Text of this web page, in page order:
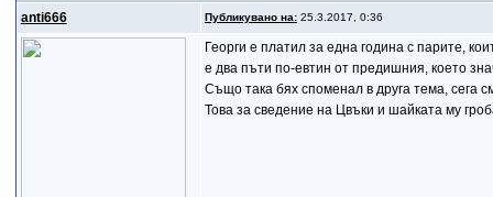
anti666 Публикувано на:25.3.2017, 0:36
Георги е платил за една година с парите,
е два пъти по-евтин от предишния, което
Също така бях споменал в друга тема, сега
Това за сведение на Цвъки и шайката му